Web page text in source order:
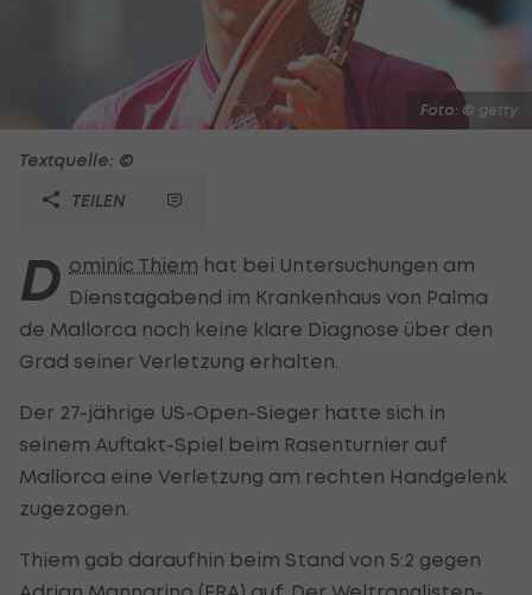
Foto: © getty
Textquelle: ©
TEILEN
D ominic Thiem hat bei Untersuchungen am
Dienstagabend im Krankenhaus von Palma
de Mallorca noch keine klare Diagnose über den
Grad seiner Verletzung erhalten.
Der 27-jährige US-Open-Sieger hatte sich in
seinem Auftakt-Spiel beim Rasenturnier auf
Mallorca eine Verletzung am rechten Handgelenk
zugezogen.
Thiem gab daraufhin beim Stand von 5:2 gegen